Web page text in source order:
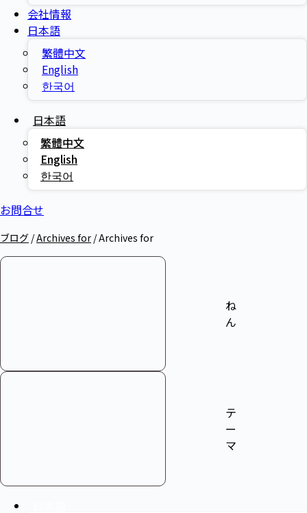
会社情報
日本語
繁體中文
English
한국어
日本語
繁體中文
English
한국어
お問合せ
ブログ /Archives for /Archives for
ね
ん
テ
ー
マ